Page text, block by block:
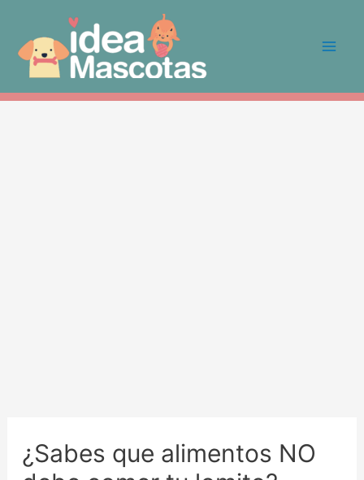
¿Sabes que alimentos NO